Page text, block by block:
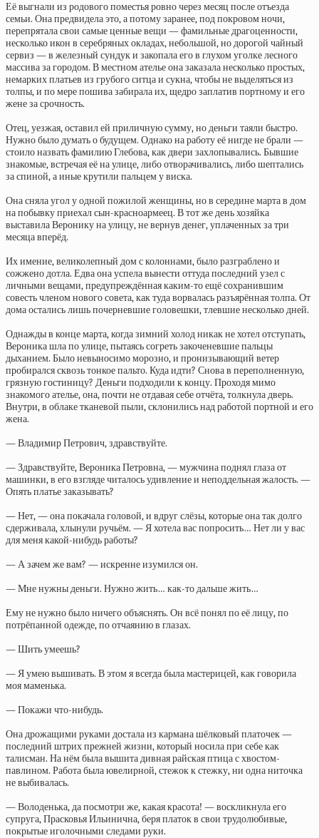
Её выгнали из родового поместья ровно через месяц после отъезда
семьи. Она предвидела это, а потому заранее, под покровом ночи,
перепрятала свои самые ценные вещи — фамильные драгоценности,
несколько икон в серебряных окладах, небольшой, но дорогой чайный
сервиз — в железный сундук и закопала его в глухом уголке лесного
массива за городом. В местном ателье она заказала несколько простых,
немарких платьев из грубого ситца и сукна, чтобы не выделяться из
толпы, и по мере пошива забирала их, щедро заплатив портному и его
жене за срочность.
Отец, уезжая, оставил ей приличную сумму, но деньги таяли быстро.
Нужно было думать о будущем. Однако на работу её нигде не брали —
стоило назвать фамилию Глебова, как двери захлопывались. Бывшие
знакомые, встречая её на улице, либо отворачивались, либо шептались
за спиной, а иные крутили пальцем у виска.
Она сняла угол у одной пожилой женщины, но в середине марта в дом
на побывку приехал сын-красноармеец. В тот же день хозяйка
выставила Веронику на улицу, не вернув денег, уплаченных за три
месяца вперёд.
Их имение, великолепный дом с колоннами, было разграблено и
сожжено дотла. Едва она успела вынести оттуда последний узел с
личными вещами, предупреждённая каким-то ещё сохранившим
совесть членом нового совета, как туда ворвалась разъярённая толпа. От
дома остались лишь почерневшие головешки, тлевшие несколько дней.
Однажды в конце марта, когда зимний холод никак не хотел отступать,
Вероника шла по улице, пытаясь согреть закоченевшие пальцы
дыханием. Было невыносимо морозно, и пронизывающий ветер
пробирался сквозь тонкое пальто. Куда идти? Снова в переполненную,
грязную гостиницу? Деньги подходили к концу. Проходя мимо
знакомого ателье, она, почти не отдавая себе отчёта, толкнула дверь.
Внутри, в облаке тканевой пыли, склонились над работой портной и его
жена.
— Владимир Петрович, здравствуйте.
— Здравствуйте, Вероника Петровна, — мужчина поднял глаза от
машинки, в его взгляде читалось удивление и неподдельная жалость. —
Опять платье заказывать?
— Нет, — она покачала головой, и вдруг слёзы, которые она так долго
сдерживала, хлынули ручьём. — Я хотела вас попросить… Нет ли у вас
для меня какой-нибудь работы?
— А зачем же вам? — искренне изумился он.
— Мне нужны деньги. Нужно жить… как-то дальше жить…
Ему не нужно было ничего объяснять. Он всё понял по её лицу, по
потрёпанной одежде, по отчаянию в глазах.
— Шить умеешь?
— Я умею вышивать. В этом я всегда была мастерицей, как говорила
моя маменька.
— Покажи что-нибудь.
Она дрожащими руками достала из кармана шёлковый платочек —
последний штрих прежней жизни, который носила при себе как
талисман. На нём была вышита дивная райская птица с хвостом-
павлином. Работа была ювелирной, стежок к стежку, ни одна ниточка
не выбивалась.
— Володенька, да посмотри же, какая красота! — воскликнула его
супруга, Прасковья Ильинична, беря платок в свои трудолюбивые,
покрытые иголочными следами руки.